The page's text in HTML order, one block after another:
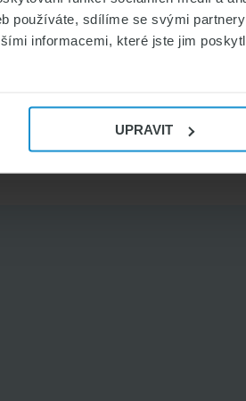
používáte, sdílíme se svými
informacemi, které jste jim
UPRAVIT
veřejného zdravotního
cesta k informacím
funguje v ukrajinštině.